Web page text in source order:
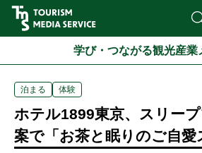
学び・つながる観光産業
泊まる 体験
ホテル1899東京、スリー
案で「お茶と眠りのご自愛